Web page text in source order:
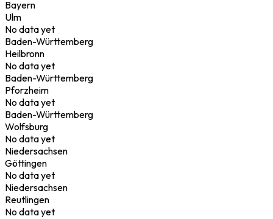
Bayern
Ulm
No data yet
Baden-Württemberg
Heilbronn
No data yet
Baden-Württemberg
Pforzheim
No data yet
Baden-Württemberg
Wolfsburg
No data yet
Niedersachsen
Göttingen
No data yet
Niedersachsen
Reutlingen
No data yet